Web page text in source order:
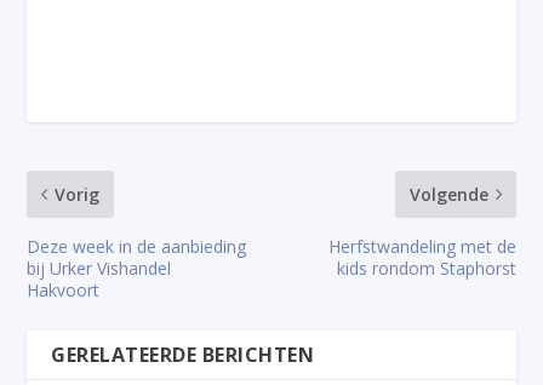
Vorig
Deze week in de aanbieding
bij Urker Vishandel
Hakvoort
Volgende
Herfstwandeling met de
kids rondom Staphorst
GERELATEERDE BERICHTEN